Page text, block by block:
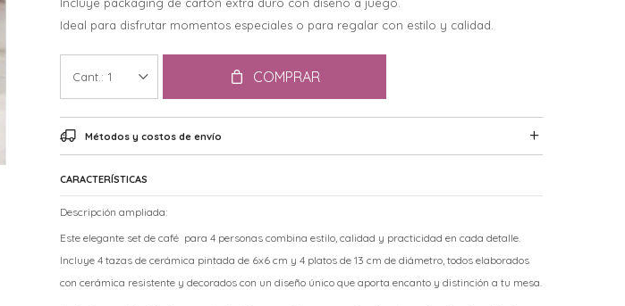
Ideal para disfrutar momentos especiales o para regalar con estilo y calidad.
1 COMPRAR
Métodos y costos de envío
CARACTERÍSTICAS
Descripción ampliada:
Este elegante set de café para 4 personas combina estilo, calidad y practicidad en cada detalle.
Incluye 4 tazas de cerámica pintada de 6x6 cm y 4 platos de 13 cm de diámetro, todos elaborados
con cerámica resistente y decorados con un diseño único que aporta encanto y distinción a tu mesa.